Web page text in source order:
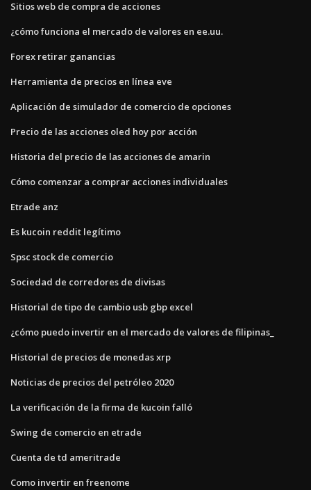
Sitios web de compra de acciones
¿cómo funciona el mercado de valores en ee.uu.
Forex retirar ganancias
Herramienta de precios en línea eve
Aplicación de simulador de comercio de opciones
Precio de las acciones oled hoy por acción
Historia del precio de las acciones de amarin
Cómo comenzar a comprar acciones individuales
Etrade anz
Es kucoin reddit legítimo
Spsc stock de comercio
Sociedad de corredores de divisas
Historial de tipo de cambio usb gbp excel
¿cómo puedo invertir en el mercado de valores de filipinas_
Historial de precios de monedas xrp
Noticias de precios del petróleo 2020
La verificación de la firma de kucoin falló
Swing de comercio en etrade
Cuenta de td ameritrade
Como invertir en freenome